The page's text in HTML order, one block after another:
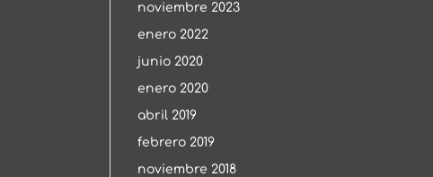
noviembre 2023
enero 2022
junio 2020
enero 2020
abril 2019
febrero 2019
noviembre 2018